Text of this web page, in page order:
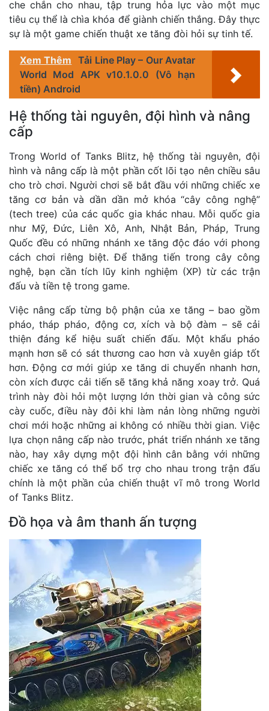
che chắn cho nhau, tập trung hỏa lực vào một mục
tiêu cụ thể là chìa khóa để giành chiến thắng. Đây thực
sự là một game chiến thuật xe tăng đòi hỏi sự tinh tế.
Xem Thêm
Tải Line Play – Our Avatar
World Mod APK v10.1.0.0 (Vô hạn
tiền) Android
Hệ thống tài nguyên, đội hình và nâng
cấp
Trong World of Tanks Blitz, hệ thống tài nguyên, đội
hình và nâng cấp là một phần cốt lõi tạo nên chiều sâu
cho trò chơi. Người chơi sẽ bắt đầu với những chiếc xe
tăng cơ bản và dần dần mở khóa “cây công nghệ”
(tech tree) của các quốc gia khác nhau. Mỗi quốc gia
như Mỹ, Đức, Liên Xô, Anh, Nhật Bản, Pháp, Trung
Quốc đều có những nhánh xe tăng độc đáo với phong
cách chơi riêng biệt. Để thăng tiến trong cây công
nghệ, bạn cần tích lũy kinh nghiệm (XP) từ các trận
đấu và tiền tệ trong game.
Việc nâng cấp từng bộ phận của xe tăng – bao gồm
pháo, tháp pháo, động cơ, xích và bộ đàm – sẽ cải
thiện đáng kể hiệu suất chiến đấu. Một khẩu pháo
mạnh hơn sẽ có sát thương cao hơn và xuyên giáp tốt
hơn. Động cơ mới giúp xe tăng di chuyển nhanh hơn,
còn xích được cải tiến sẽ tăng khả năng xoay trở. Quá
trình này đòi hỏi một lượng lớn thời gian và công sức
cày cuốc, điều này đôi khi làm nản lòng những người
chơi mới hoặc những ai không có nhiều thời gian. Việc
lựa chọn nâng cấp nào trước, phát triển nhánh xe tăng
nào, hay xây dựng một đội hình cân bằng với những
chiếc xe tăng có thể bổ trợ cho nhau trong trận đấu
chính là một phần của chiến thuật vĩ mô trong World
of Tanks Blitz.
Đồ họa và âm thanh ấn tượng